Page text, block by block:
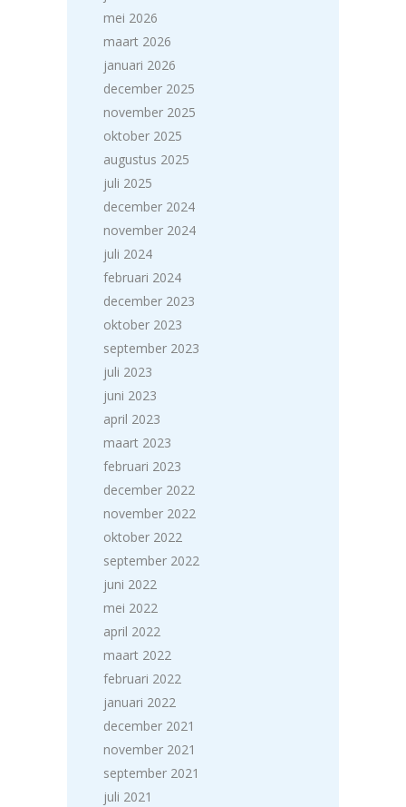
mei 2026
maart 2026
januari 2026
december 2025
november 2025
oktober 2025
augustus 2025
juli 2025
december 2024
november 2024
juli 2024
februari 2024
december 2023
oktober 2023
september 2023
juli 2023
juni 2023
april 2023
maart 2023
februari 2023
december 2022
november 2022
oktober 2022
september 2022
juni 2022
mei 2022
april 2022
maart 2022
februari 2022
januari 2022
december 2021
november 2021
september 2021
juli 2021